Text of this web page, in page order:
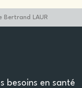
LAUR
besoins en santé